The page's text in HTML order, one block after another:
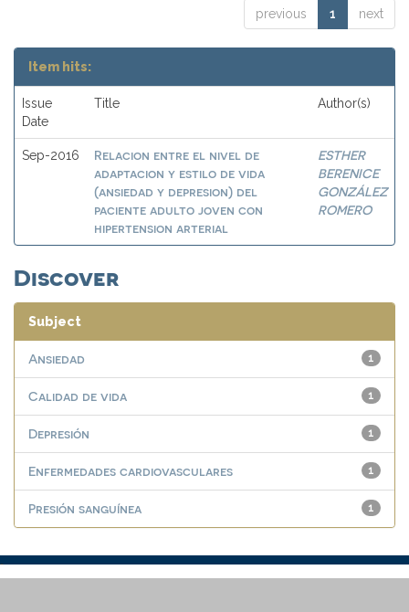
previous 1 next
Item hits:
Issue
Date
Title Author(s)
Sep-2016
Relacion entre el nivel de
adaptacion y estilo de vida
(ansiedad y depresion) del
paciente adulto joven con
hipertension arterial
ESTHER
BERENICE
GONZÁLEZ
ROMERO
Discover
Subject
1
Ansiedad
1
Calidad de vida
1
Depresión
1
Enfermedades cardiovasculares
1
Presión sanguínea